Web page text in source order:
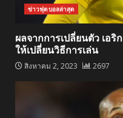
ข่าวฟุตบอลล่าสุด
ผลจากการเปลี่ยนตัว เอ
ให้เปลี่ยนวิธีการเล่น
สิงหาคม 2, 2023 2697